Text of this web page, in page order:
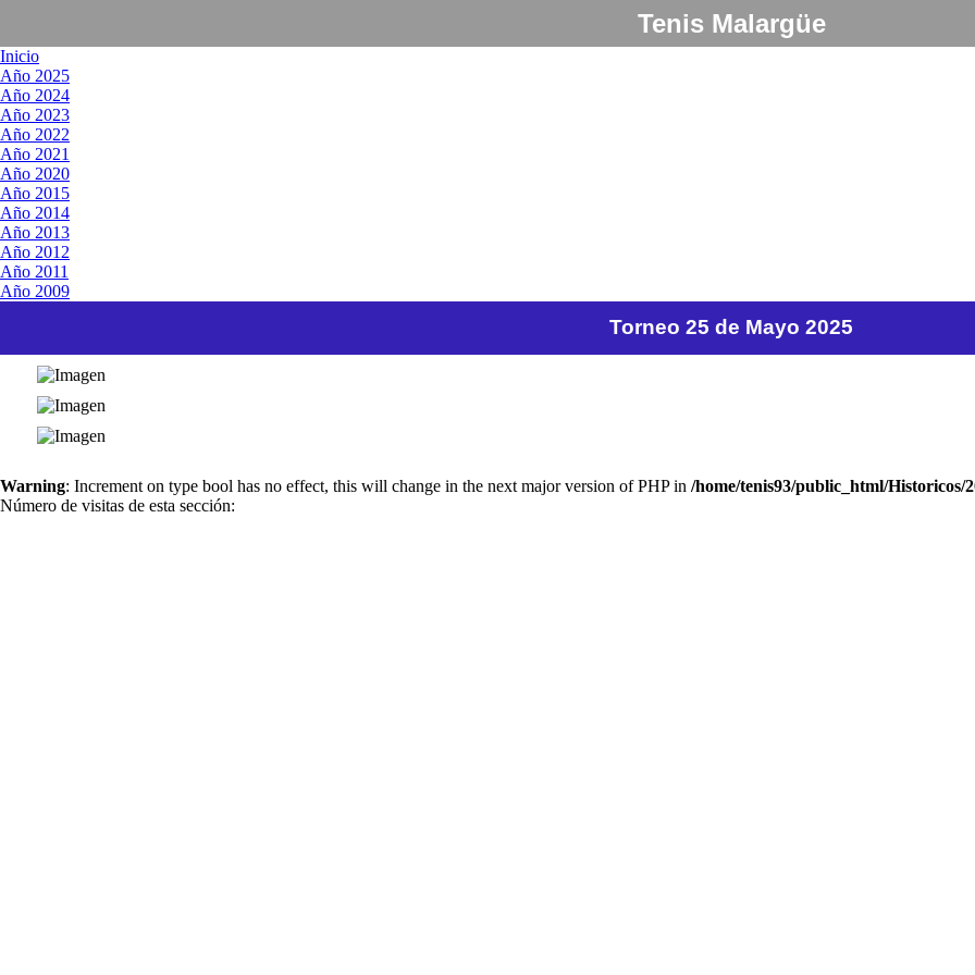
Tenis Malargüe
Inicio
Año 2025
Año 2024
Año 2023
Año 2022
Año 2021
Año 2020
Año 2015
Año 2014
Año 2013
Año 2012
Año 2011
Año 2009
Torneo 25 de Mayo 2025
Warning: Increment on type bool has no effect, this will change in the next major version of PHP in /home/tenis93/public_html/Historicos/
Número de visitas de esta sección: